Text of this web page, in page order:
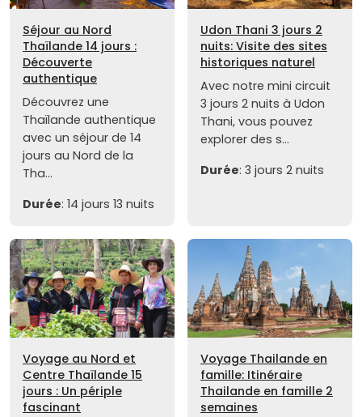
Séjour au Nord
Thaïlande 14 jours :
Découverte
authentique
Découvrez une
Thaïlande authentique
avec un séjour de 14
jours au Nord de la
Tha...
Durée: 14 jours 13 nuits
Udon Thani 3 jours 2
nuits: Visite des sites
historiques naturel
Avec notre mini circuit
3 jours 2 nuits à Udon
Thani, vous pouvez
explorer des s...
Durée: 3 jours 2 nuits
Voyage au Nord et
Centre Thaïlande 15
jours : Un périple
fascinant
Voyage Thailande en
famille: Itinéraire
Thailande en famille 2
semaines